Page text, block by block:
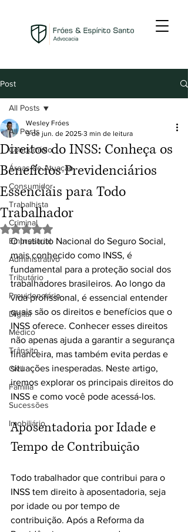
Post
All Posts
Condomínio
Áreas de Atuação
Consumidor
Trabalhista
Criminal
Empresarial
Administrativo
Tributário
Previdenciário
Digital
Médico
Trânsito
Civil
Família
Sucessões
Imobiliário
All Posts
Direitos do INSS: Conheça os
Benefícios Previdenciários
Essenciais para Todo
Trabalhador
Wesley Fróes
9 de jun. de 2025 3 min de leitura
Avaliado com NaN de 5 estrelas.
O Instituto Nacional do Seguro Social,
mais conhecido como INSS, é
fundamental para a proteção social dos
trabalhadores brasileiros. Ao longo da
vida profissional, é essencial entender
quais são os direitos e benefícios que o
INSS oferece. Conhecer esses direitos
não apenas ajuda a garantir a segurança
financeira, mas também evita perdas e
situações inesperadas. Neste artigo,
iremos explorar os principais direitos do
INSS e como você pode acessá-los.
Aposentadoria por Idade e
Tempo de Contribuição
Todo trabalhador que contribui para o
INSS tem direito à aposentadoria, seja
por idade ou por tempo de
contribuição. Após a Reforma da